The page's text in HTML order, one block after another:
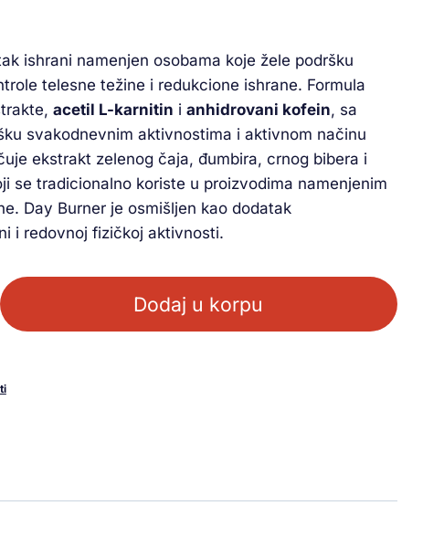
ishrani namenjen osobama koje žele podršku
telesne težine i redukcione ishrane. Formula
acetil L-karnitin i anhidrovani kofein, sa
svakodnevnim aktivnostima i aktivnom načinu
ekstrakt zelenog čaja, đumbira, crnog bibera i
se tradicionalno koriste u proizvodima namenjenim
Day Burner je osmišljen kao dodatak
i redovnoj fizičkoj aktivnosti.
Dodaj u korpu